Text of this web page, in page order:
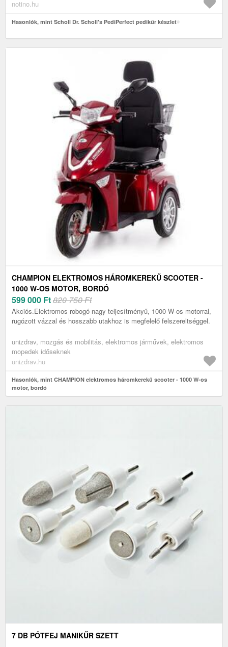
notino.hu
Hasonlók, mint Scholl Dr. Scholl's PediPerfect pedikűr készlet
CHAMPION ELEKTROMOS HÁROMKEREKŰ SCOOTER -
1000 W-OS MOTOR, BORDÓ
599 000 Ft820 750 Ft
Akciós.Elektromos robogó nagy teljesítményű, 1000 W-os motorral,
rugózott vázzal és hosszabb utakhoz is megfelelő felszereltséggel.
unizdrav, mozgás és mobilitás, elektromos járművek, elektromos
mopedek időseknek
unizdrav.hu
Hasonlók, mint CHAMPION elektromos háromkerekű scooter - 1000 W-os
motor, bordó
7 DB PÓTFEJ MANIKŰR SZETT